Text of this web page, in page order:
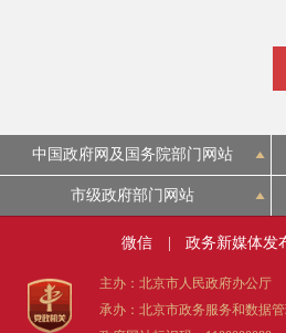
中国政府网及国务院部门网站
市级政府部门网站
微信 政务新媒体发
主办：北京市人民政府办公厅
承办：北京市政务服务和数据